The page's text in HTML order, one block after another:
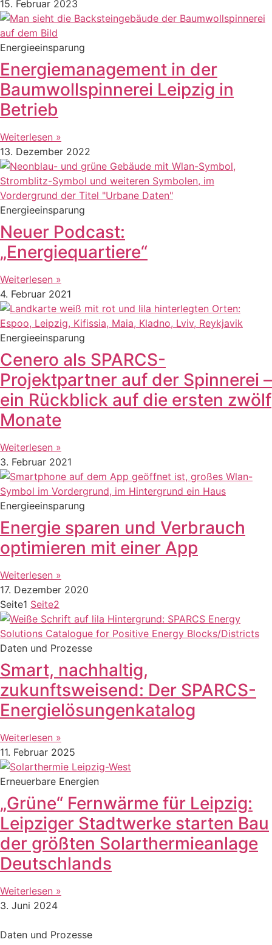
15. Februar 2023
Energieeinsparung
Energiemanagement in der
Baumwollspinnerei Leipzig in
Betrieb
Weiterlesen »
13. Dezember 2022
Energieeinsparung
Neuer Podcast:
„Energiequartiere“
Weiterlesen »
4. Februar 2021
Energieeinsparung
Cenero als SPARCS-
Projektpartner auf der Spinnerei –
ein Rückblick auf die ersten zwölf
Monate
Weiterlesen »
3. Februar 2021
Energieeinsparung
Energie sparen und Verbrauch
optimieren mit einer App
Weiterlesen »
17. Dezember 2020
Seite1 Seite2
Daten und Prozesse
Smart, nachhaltig,
zukunftsweisend: Der SPARCS-
Energielösungenkatalog
Weiterlesen »
11. Februar 2025
Erneuerbare Energien
„Grüne“ Fernwärme für Leipzig:
Leipziger Stadtwerke starten Bau
der größten Solarthermieanlage
Deutschlands
Weiterlesen »
3. Juni 2024
Daten und Prozesse